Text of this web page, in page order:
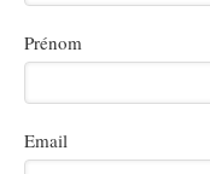
Prénom
Email